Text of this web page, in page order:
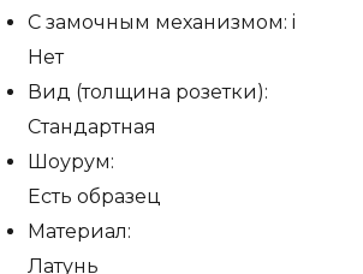
С замочным механизмом: i
Нет
Вид (толщина розетки):
Стандартная
Шоурум:
Есть образец
Материал:
Латунь